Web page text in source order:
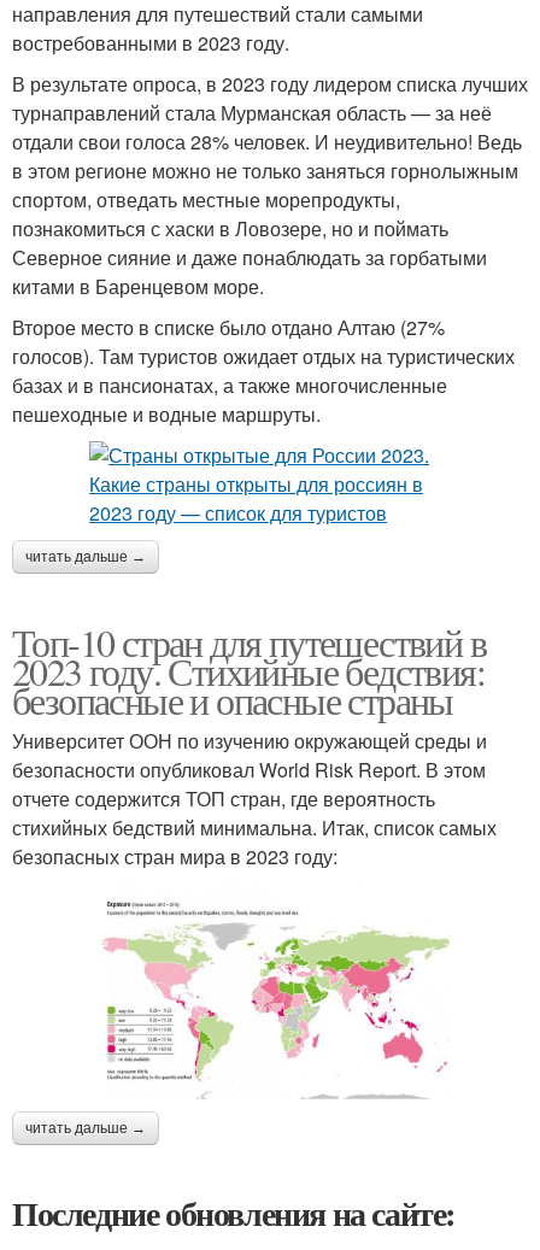
направления ​​для путешествий стали самыми
востребованными в 2023 году.
В результате опроса, в 2023 году лидером списка лучших
турнаправлений стала Мурманская область — за неё
отдали свои голоса 28% человек. И неудивительно! Ведь
в этом регионе можно не только заняться горнолыжным
спортом, отведать местные морепродукты,
познакомиться с хаски в Ловозере, но и поймать
Северное сияние и даже понаблюдать за горбатыми
китами в Баренцевом море.
Второе место в списке было отдано Алтаю (27%
голосов). Там туристов ожидает отдых на туристических
базах и в пансионатах, а также многочисленные
пешеходные и водные маршруты.
читать дальше →
Топ-10 стран для путешествий в
2023 году. Стихийные бедствия:
безопасные и опасные страны
Университет ООН по изучению окружающей среды и
безопасности опубликовал World Risk Report. В этом
отчете содержится ТОП стран, где вероятность
стихийных бедствий минимальна. Итак, список самых
безопасных стран мира в 2023 году:
читать дальше →
Последние обновления на сайте: